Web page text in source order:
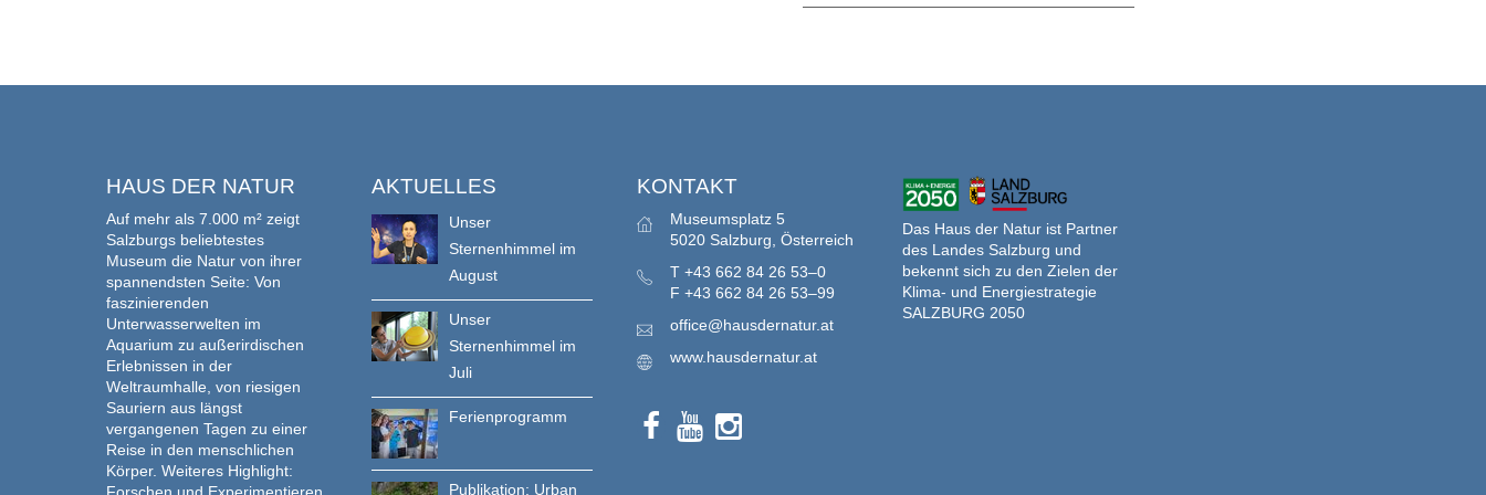
im
HAUS DER NATUR
Auf mehr als 7.000 m² zeigt
Salzburgs beliebtestes
Museum die Natur von ihrer
spannendsten Seite: Von
faszinierenden
Unterwasserwelten im
Aquarium zu außerirdischen
Erlebnissen in der
Weltraumhalle, von riesigen
Sauriern aus längst
vergangenen Tagen zu einer
Reise in den menschlichen
Körper. Weiteres Highlight:
AKTUELLES
Unser
Sternenhimmel im
August
Unser
Sternenhimmel im
Juli
Ferienprogramm
Publikation: Urban
KONTAKT
Museumsplatz 5
5020 Salzburg, Österreich
T +43 662 84 26 53–0
F +43 662 84 26 53–99
office@hausdernatur.at
www.hausdernatur.at
Das Haus der Natur ist Partner
des Landes Salzburg und
bekennt sich zu den Zielen der
Klima- und Energiestrategie
SALZBURG 2050